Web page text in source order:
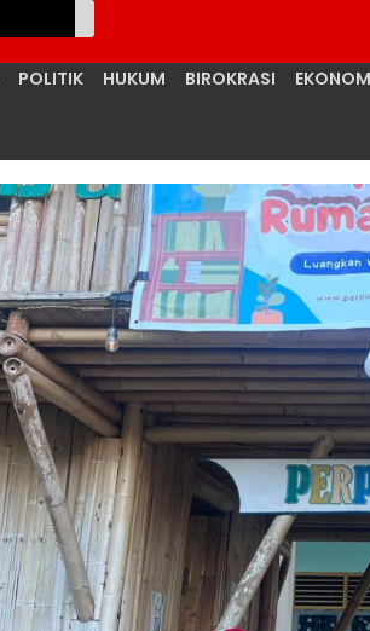
POLITIK HUKUM BIROKRASI